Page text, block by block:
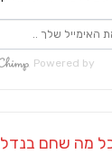
Powered by
מה שחם